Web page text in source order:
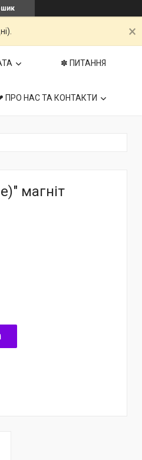
✽ ПИТАННЯ
ПРО НАС ТА КОНТАКТИ
магніт